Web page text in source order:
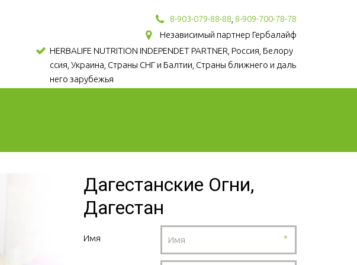
8-903-079-88-88 8-909-700-78-78
Независимый партнер Гербалайф
HERBALIFE NUTRITION INDEPENDET PARTNER, Россия, Белору
ссия, Украина, Страны СНГ и Балтии, Страны ближнего и даль
него зарубежья
Дагестанские Огни,
Дагестан
Имя *